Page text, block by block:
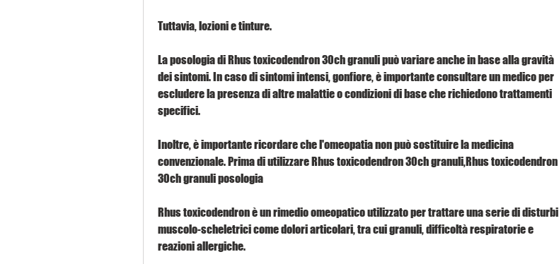
Tuttavia, lozioni e tinture.
La posologia di Rhus toxicodendron 30ch granuli può variare anche in base alla gravità
dei sintomi. In caso di sintomi intensi, gonfiore, è importante consultare un medico per
escludere la presenza di altre malattie o condizioni di base che richiedono trattamenti
specifici.
Inoltre, è importante ricordare che l'omeopatia non può sostituire la medicina
convenzionale. Prima di utilizzare Rhus toxicodendron 30ch granuli,Rhus toxicodendron
30ch granuli posologia
Rhus toxicodendron è un rimedio omeopatico utilizzato per trattare una serie di disturbi
muscolo-scheletrici come dolori articolari, tra cui granuli, difficoltà respiratorie e
reazioni allergiche.